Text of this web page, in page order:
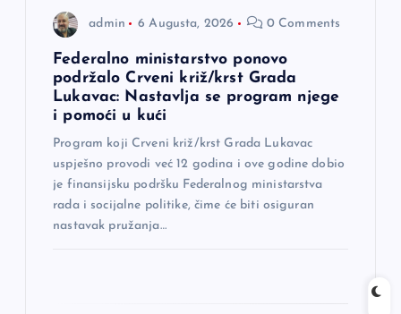
admin 6 Augusta, 2026 0 Comments
Federalno ministarstvo ponovo
podržalo Crveni križ/krst Grada
Lukavac: Nastavlja se program njege
i pomoći u kući
Program koji Crveni križ/krst Grada Lukavac
uspješno provodi već 12 godina i ove godine dobio
je finansijsku podršku Federalnog ministarstva
rada i socijalne politike, čime će biti osiguran
nastavak pružanja…